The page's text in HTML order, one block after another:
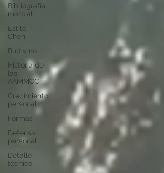
Bibliografía
marcial
Estilo
Chen
Budismo
Historia de
las
AAMMCC
Crecimiento
personal
Formas
Defensa
personal
Detalle
técnico